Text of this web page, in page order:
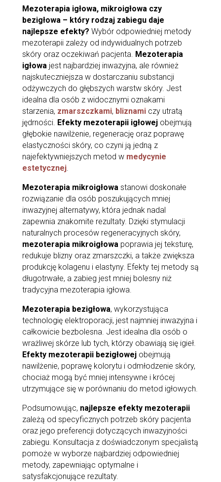
Mezoterapia igłowa, mikroigłowa czy
bezigłowa – który rodzaj zabiegu daje
najlepsze efekty? Wybór odpowiedniej metody
mezoterapii zależy od indywidualnych potrzeb
skóry oraz oczekiwań pacjenta. Mezoterapia
igłowajest najbardziej inwazyjna, ale również
najskuteczniejsza w dostarczaniu substancji
odżywczych do głębszych warstw skóry. Jest
idealna dla osób z widocznymi oznakami
starzenia, zmarszczkami, bliznamiczy utratą
jędrności. Efekty mezoterapii igłowejobejmują
głębokie nawilżenie, regenerację oraz poprawę
elastyczności skóry, co czyni ją jedną z
najefektywniejszych metod w medycynie
estetycznej.
Mezoterapia mikroigłowastanowi doskonałe
rozwiązanie dla osób poszukujących mniej
inwazyjnej alternatywy, która jednak nadal
zapewnia znakomite rezultaty. Dzięki stymulacji
naturalnych procesów regeneracyjnych skóry,
mezoterapia mikroigłowapoprawia jej teksturę,
redukuje blizny oraz zmarszczki, a także zwiększa
produkcję kolagenu i elastyny. Efekty tej metody są
długotrwałe, a zabieg jest mniej bolesny niż
tradycyjna mezoterapia igłowa.
Mezoterapia bezigłowa, wykorzystująca
technologię elektroporacji, jest najmniej inwazyjna i
całkowicie bezbolesna. Jest idealna dla osób o
wrażliwej skórze lub tych, którzy obawiają się igieł.
Efekty mezoterapii bezigłowejobejmują
nawilżenie, poprawę kolorytu i odmłodzenie skóry,
chociaż mogą być mniej intensywne i krócej
utrzymujące się w porównaniu do metod igłowych.
Podsumowując, najlepsze efekty mezoterapii
zależą od specyficznych potrzeb skóry pacjenta
oraz jego preferencji dotyczących inwazyjności
zabiegu. Konsultacja z doświadczonym specjalistą
pomoże w wyborze najbardziej odpowiedniej
metody, zapewniając optymalne i
satysfakcjonujące rezultaty.